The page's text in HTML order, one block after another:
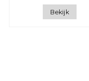
Bekijk